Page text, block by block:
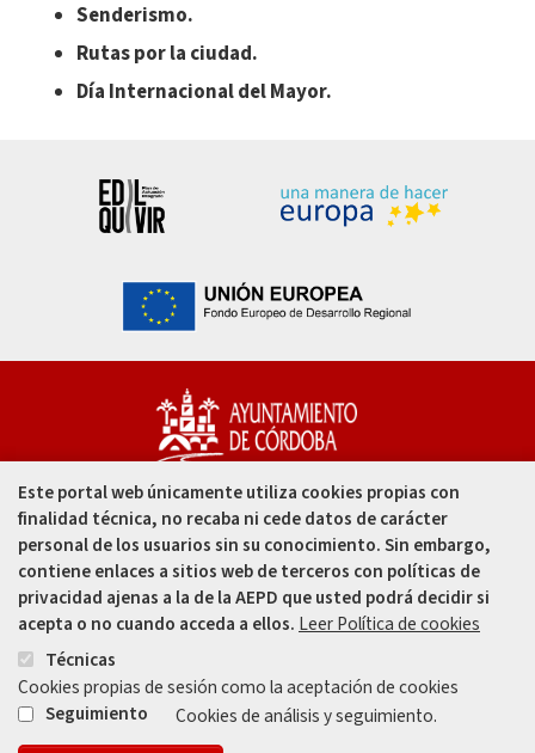
Senderismo.
Rutas por la ciudad.
Día Internacional del Mayor.
Capitulares, 1. 14002
Córdoba - España
957 49 99 00
957 47 80 50
EnlaceEnlace
Este portal web únicamente utiliza cookies propias con
finalidad técnica, no recaba ni cede datos de carácter
personal de los usuarios sin su conocimiento. Sin embargo,
contiene enlaces a sitios web de terceros con políticas de
privacidad ajenas a la de la AEPD que usted podrá decidir si
acepta o no cuando acceda a ellos. Leer Política de cookies
Técnicas
Cookies propias de sesión como la aceptación de cookies
Seguimiento
Cookies de análisis y seguimiento.